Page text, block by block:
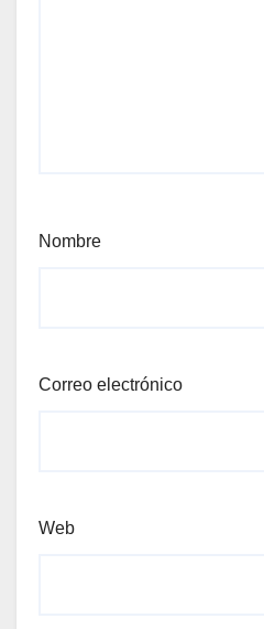
Nombre
Correo electrónico
Web